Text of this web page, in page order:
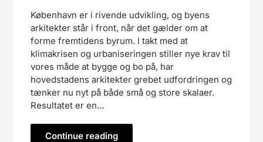
København er i rivende udvikling, og byens
arkitekter står i front, når det gælder om at
forme fremtidens byrum. I takt med at
klimakrisen og urbaniseringen stiller nye krav til
vores måde at bygge og bo på, har
hovedstadens arkitekter grebet udfordringen og
tænker nu nyt på både små og store skalaer.
Resultatet er en…
Continue reading